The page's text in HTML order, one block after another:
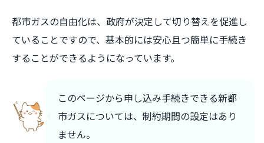
都市ガスの自由化は、政府が決定して切り替えを促進し
ていることですので、基本的には安心且つ簡単に手続き
することができるようになっています。
このページから申し込み手続きできる新都
市ガスについては、制約期間の設定はあり
ません。